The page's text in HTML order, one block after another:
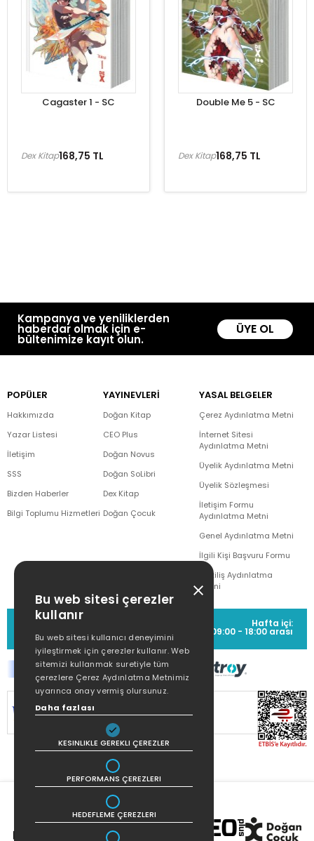
Cagaster 1 - SC
168,75 TL
Dex Kitap
Double Me 5 - SC
168,75 TL
Dex Kitap
Kampanya ve yeniliklerden
haberdar olmak için e-
bültenimize kayıt olun.
ÜYE OL
POPÜLER
Hakkımızda
Yazar Listesi
İletişim
SSS
Bizden Haberler
Bilgi Toplumu Hizmetleri
YAYINEVLERİ
Doğan Kitap
CEO Plus
Doğan Novus
Doğan SoLibri
Dex Kitap
Doğan Çocuk
YASAL BELGELER
Çerez Aydınlatma Metni
İnternet Sitesi
Aydınlatma Metni
Üyelik Aydınlatma Metni
Üyelik Sözleşmesi
İletişim Formu
Aydınlatma Metni
Genel Aydınlatma Metni
İlgili Kişi Başvuru Formu
Çekiliş Aydınlatma
Metni
MÜŞTERİ HİZMETLERİ
(0212) 373 77 00
Hafta içi:
09:00 - 18:00 arası
SİTEMİZ
KORUNMAKTADIR.
Bu web sitesi çerezler
kullanır
Bu web sitesi kullanıcı deneyimini
iyileştirmek için çerezler kullanır. Web
sitemizi kullanmak suretiyle tüm
çerezlere Çerez Aydınlatma Metnimiz
uyarınca onay vermiş olursunuz.
Daha fazlası
KESINLIKLE GEREKLI ÇEREZLER
PERFORMANS ÇEREZLERI
HEDEFLEME ÇEREZLERI